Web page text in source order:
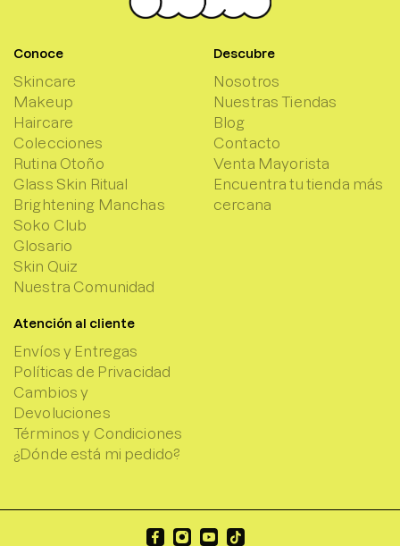
Conoce
Skincare
Makeup
Haircare
Colecciones
Rutina Otoño
Glass Skin Ritual
Brightening Manchas
Soko Club
Glosario
Skin Quiz
Nuestra Comunidad
Descubre
Nosotros
Nuestras Tiendas
Blog
Contacto
Venta Mayorista
Encuentra tu tienda más
cercana
Atención al cliente
Envíos y Entregas
Políticas de Privacidad
Cambios y
Devoluciones
Términos y Condiciones
¿Dónde está mi pedido?